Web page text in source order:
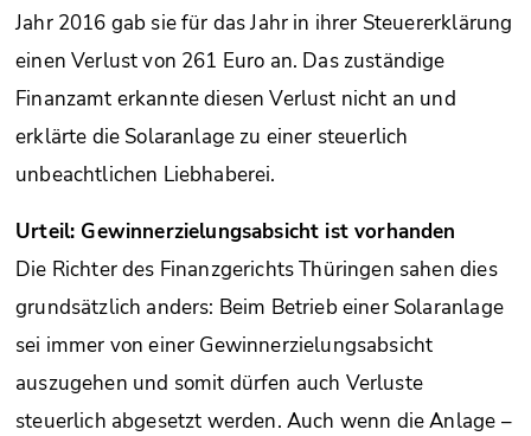
Jahr 2016 gab sie für das Jahr in ihrer Steuererklärung
einen Verlust von 261 Euro an. Das zuständige
Finanzamt erkannte diesen Verlust nicht an und
erklärte die Solaranlage zu einer steuerlich
unbeachtlichen Liebhaberei.
Urteil: Gewinnerzielungsabsicht ist vorhanden
Die Richter des Finanzgerichts Thüringen sahen dies
grundsätzlich anders: Beim Betrieb einer Solaranlage
sei immer von einer Gewinnerzielungsabsicht
auszugehen und somit dürfen auch Verluste
steuerlich abgesetzt werden. Auch wenn die Anlage –